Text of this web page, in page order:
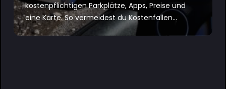
kostenpflichtigen Parkplätze, Apps, Preise und
eine Karte. So vermeidest du Kostenfallen...